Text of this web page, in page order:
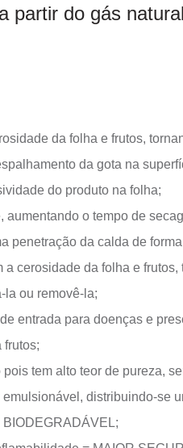
partir do gás
da folha e frutos,
da gota na
do produto na folha;
aumentando o tempo de
penetração da calda de
a cerosidade da folha e
la ou removê-la;
entrada para doenças e
frutos;
pois tem alto teor de pureza,
emulsionável, distribuindo-se
BIODEGRADÁVEL;